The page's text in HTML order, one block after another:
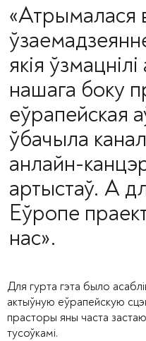
«Атрымалася
якія
нашага боку
еўрапейская
ўбачыла
анлайн-
артыстаў. А
Еўропе
нас».
Для гурта гэта было
актыўную еўрапейскую
прасторы яны часта
тусоўкамі.